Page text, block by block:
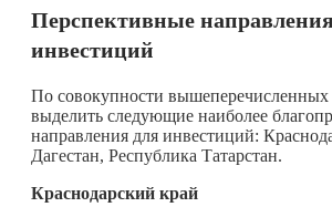
Перспективные
инвестиций
По совокупности
выделить следующие наиболее
направления для инвестиций:
Дагестан, Республика Татарстан.
Краснодарский край